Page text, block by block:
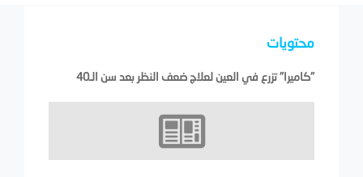
محتويات
"كاميرا" تزرع في العين لعلاج ضعف النظر بعد سن الـ40